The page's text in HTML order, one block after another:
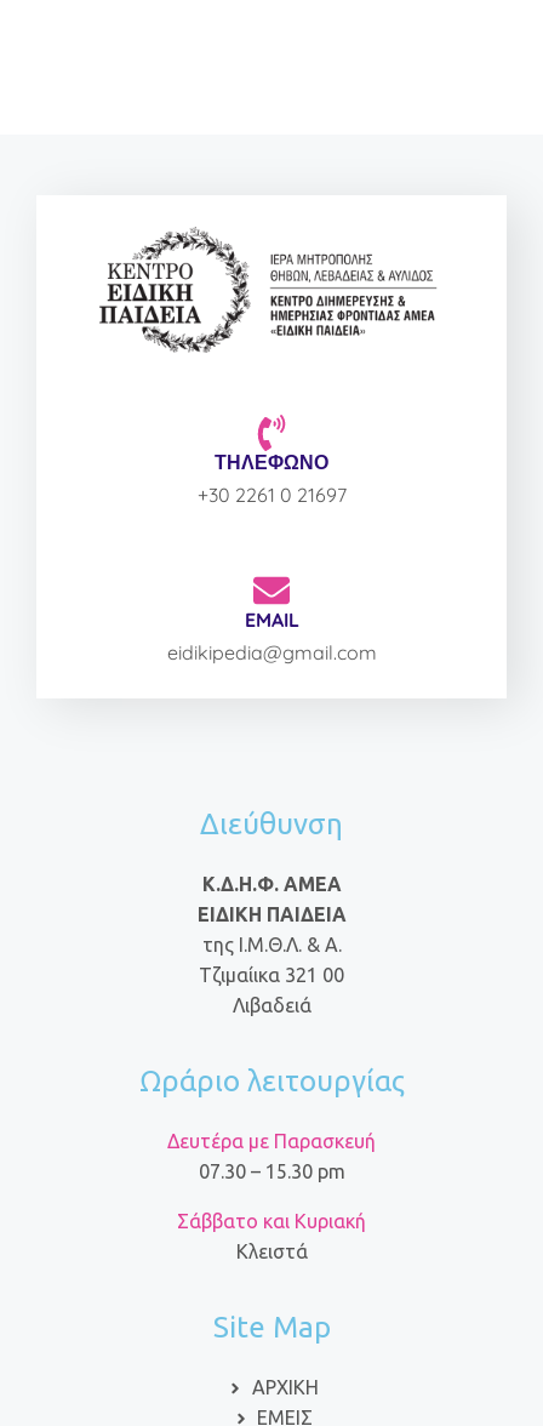
ΤΗΛΕΦΩΝΟ
+30 2261 0 21697
EMAIL
eidikipedia@gmail.com
Διεύθυνση
Κ.Δ.Η.Φ. ΑΜΕΑ
ΕΙΔΙΚΗ ΠΑΙΔΕΙΑ
της Ι.Μ.Θ.Λ. & Α.
Τζιμαίικα 321 00
Λιβαδειά
Ωράριο λειτουργίας
Δευτέρα με Παρασκευή
07.30 – 15.30 pm
Σάββατο και Κυριακή
Κλειστά
Site Map
ΑΡΧΙΚΗ
ΕΜΕΙΣ